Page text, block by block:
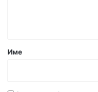
р
Име